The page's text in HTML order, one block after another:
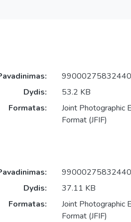
Dydis:
53.2 KB
Formatas:
Joint Photographic
Format (JFIF)
Dydis:
37.11 KB
Formatas:
Joint Photographic
Format (JFIF)